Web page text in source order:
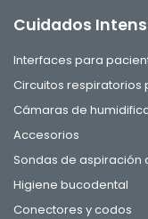
Cuidados
Interfaces para
Circuitos respiratorios
Cámaras de
Accesorios
Sondas de aspiración
Higiene bucodental
Conectores y codos